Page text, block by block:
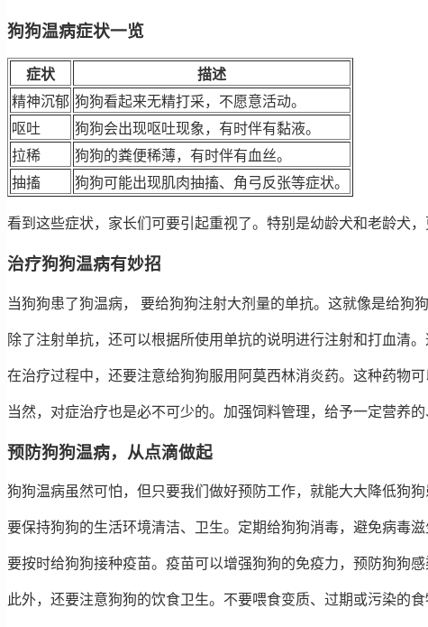
狗狗温病症状一览
症状
描述
精神沉郁 狗狗看起来无精打采，不愿意活动。
呕吐
狗狗会出现呕吐现象，有时伴有黏液。
拉稀
狗狗的粪便稀薄，有时伴有血丝。
抽搐
狗狗可能出现肌肉抽搐、角弓反张等症状。
看到这些症状，家长们可要引起重视了。特别是幼龄犬和老龄犬，
治疗狗狗温病有妙招
当狗狗患了狗温病， 要给狗狗注射大剂量的单抗。这就像是给狗
除了注射单抗，还可以根据所使用单抗的说明进行注射和打血清
在治疗过程中，还要注意给狗狗服用阿莫西林消炎药。这种药物
当然，对症治疗也是必不可少的。加强饲料管理，给予一定营养
预防狗狗温病，从点滴做起
狗狗温病虽然可怕，但只要我们做好预防工作，就能大大降低狗狗
要保持狗狗的生活环境清洁、卫生。定期给狗狗消毒，避免病毒滋
要按时给狗狗接种疫苗。疫苗可以增强狗狗的免疫力，预防狗狗感
此外，还要注意狗狗的饮食卫生。不要喂食变质、过期或污染的食